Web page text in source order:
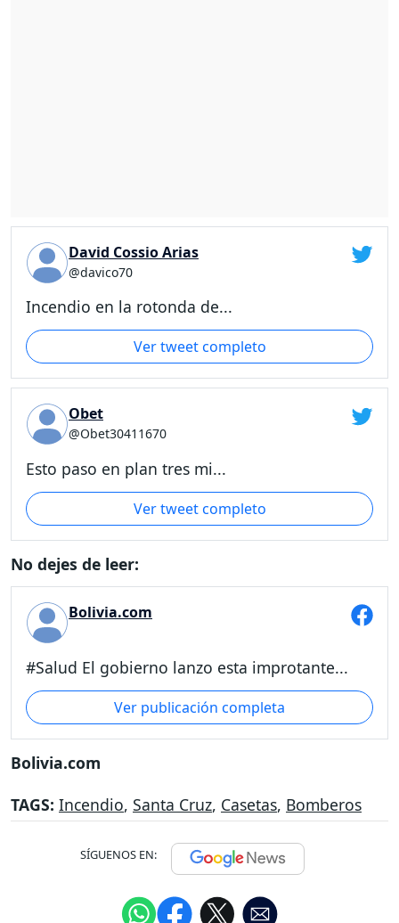
David Cossio Arias
@davico70
Incendio en la rotonda de...
Ver tweet completo
Obet
@Obet30411670
Esto paso en plan tres mi...
Ver tweet completo
No dejes de leer:
Bolivia.com
#Salud El gobierno lanzo esta improtante...
Ver publicación completa
Bolivia.com
TAGS: Incendio, Santa Cruz, Casetas, Bomberos
SÍGUENOS EN: